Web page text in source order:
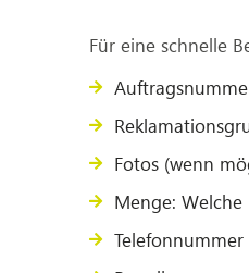
Für eine schnelle
Fotos (wenn
Menge: